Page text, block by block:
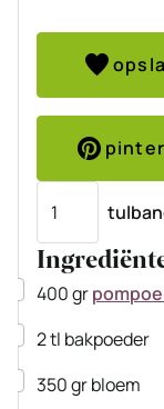
▢
400gr
▢
2tl bakpoeder
▢
350grbloem